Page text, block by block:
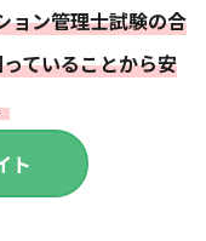
ョン管理士試験の合
ていることから安
ト